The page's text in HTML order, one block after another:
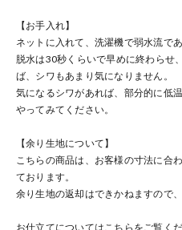
【お手入れ】
ネットに入れて、洗濯機で弱水流で
脱水は30秒くらいで早めに終わらせ
ば、シワもあまり気になりません。
気になるシワがあれば、部分的に低
やってみてください。
【余り生地について】
こちらの商品は、お客様の寸法に合
ております。
余り生地の返却はできかねますので
お仕立てについてはこちらをご覧くだ